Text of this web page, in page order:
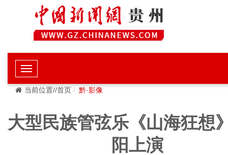
当前位置//首页 黔·影像
大型民族管弦乐《山海狂想
阳上演